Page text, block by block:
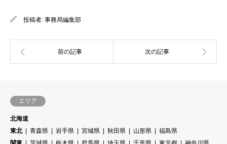
投稿者: 事務局編集部
エリア
北海道
東北
青森県 岩手県 宮城県 秋田県 山形県
福島県